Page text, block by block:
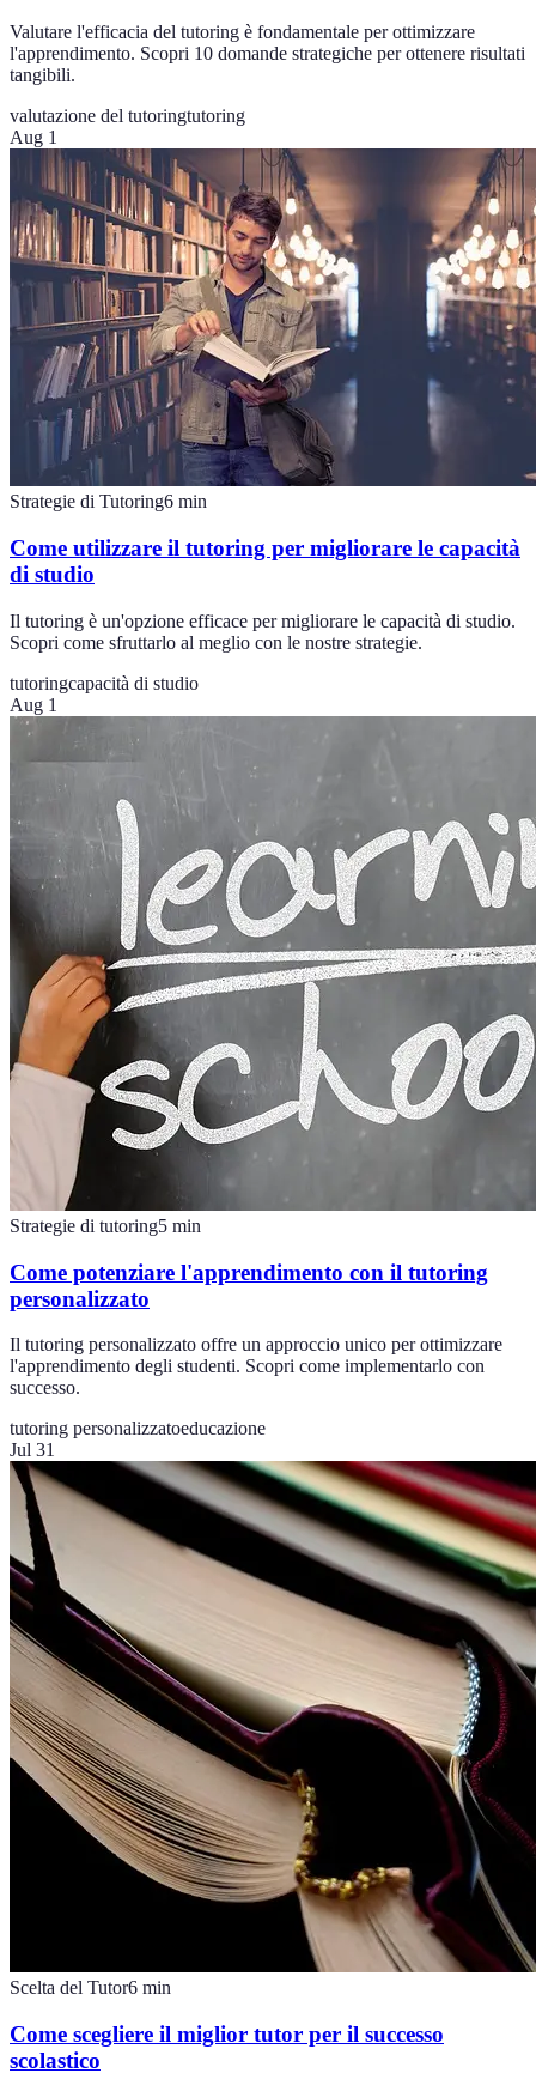
Valutare l'efficacia del tutoring è fondamentale per ottimizzare
l'apprendimento. Scopri 10 domande strategiche per ottenere risultati
tangibili.
valutazione del tutoringtutoring
Aug 1
Strategie di Tutoring6 min
Come utilizzare il tutoring per migliorare le capacità
di studio
Il tutoring è un'opzione efficace per migliorare le capacità di studio.
Scopri come sfruttarlo al meglio con le nostre strategie.
tutoringcapacità di studio
Aug 1
Strategie di tutoring5 min
Come potenziare l'apprendimento con il tutoring
personalizzato
Il tutoring personalizzato offre un approccio unico per ottimizzare
l'apprendimento degli studenti. Scopri come implementarlo con
successo.
tutoring personalizzatoeducazione
Jul 31
Scelta del Tutor6 min
Come scegliere il miglior tutor per il successo
scolastico